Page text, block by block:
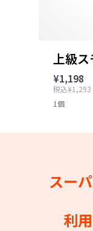
上級ス
¥1,198
税込¥1,293
1個
スー
利